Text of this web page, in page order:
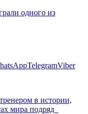
одного из
TelegramViber
в истории,
мира подряд